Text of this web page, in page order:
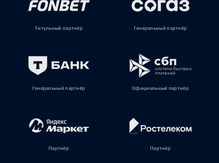
Титульный партнёр Генеральный партнёр
Генеральный партнёр Официальный партнёр
Партнёр Партнёр